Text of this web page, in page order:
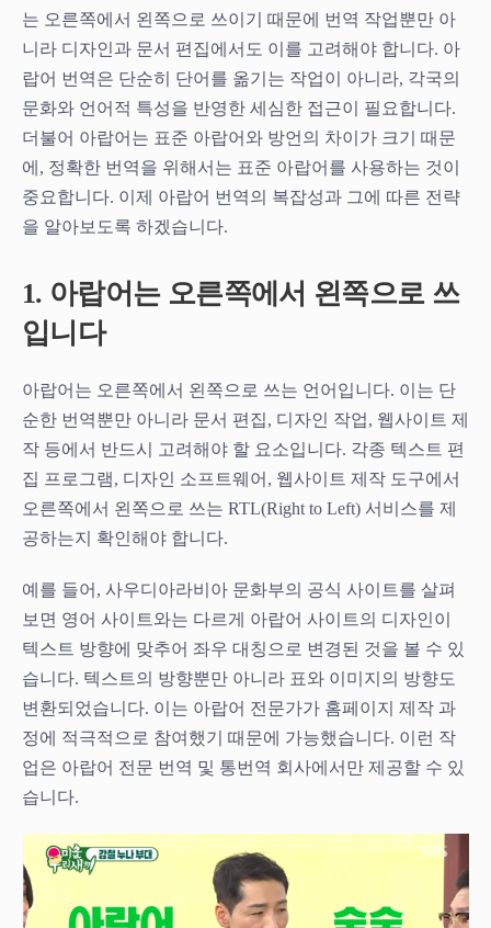
는 오른쪽에서 왼쪽으로 쓰이기 때문에 번역 작업뿐만 아
니라 디자인과 문서 편집에서도 이를 고려해야 합니다. 아
랍어 번역은 단순히 단어를 옮기는 작업이 아니라, 각국의
문화와 언어적 특성을 반영한 세심한 접근이 필요합니다.
더불어 아랍어는 표준 아랍어와 방언의 차이가 크기 때문
에, 정확한 번역을 위해서는 표준 아랍어를 사용하는 것이
중요합니다. 이제 아랍어 번역의 복잡성과 그에 따른 전략
을 알아보도록 하겠습니다.
1. 아랍어는 오른쪽에서 왼쪽으로 쓰
입니다
아랍어는 오른쪽에서 왼쪽으로 쓰는 언어입니다. 이는 단
순한 번역뿐만 아니라 문서 편집, 디자인 작업, 웹사이트 제
작 등에서 반드시 고려해야 할 요소입니다. 각종 텍스트 편
집 프로그램, 디자인 소프트웨어, 웹사이트 제작 도구에서
오른쪽에서 왼쪽으로 쓰는 RTL(Right to Left) 서비스를 제
공하는지 확인해야 합니다.
예를 들어, 사우디아라비아 문화부의 공식 사이트를 살펴
보면 영어 사이트와는 다르게 아랍어 사이트의 디자인이
텍스트 방향에 맞추어 좌우 대칭으로 변경된 것을 볼 수 있
습니다. 텍스트의 방향뿐만 아니라 표와 이미지의 방향도
변환되었습니다. 이는 아랍어 전문가가 홈페이지 제작 과
정에 적극적으로 참여했기 때문에 가능했습니다. 이런 작
업은 아랍어 전문 번역 및 통번역 회사에서만 제공할 수 있
습니다.